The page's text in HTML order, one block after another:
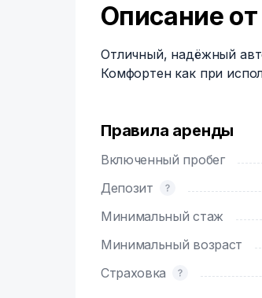
Описание
Отличный, надёжный
Комфортен как при
Правила аренды
Включенный пробег
Депозит
Минимальный стаж
Минимальный возраст
Страховка